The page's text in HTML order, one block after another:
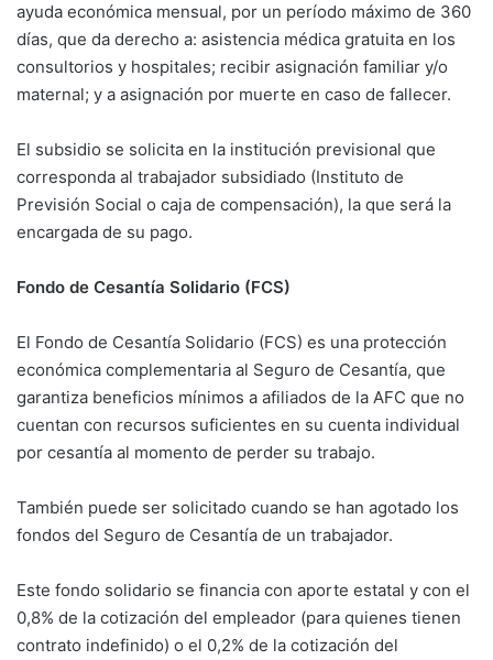
ayuda económica mensual, por un período máximo de 360
días, que da derecho a: asistencia médica gratuita en los
consultorios y hospitales; recibir asignación familiar y/o
maternal; y a asignación por muerte en caso de fallecer.
El subsidio se solicita en la institución previsional que
corresponda al trabajador subsidiado (Instituto de
Previsión Social o caja de compensación), la que será la
encargada de su pago.
Fondo de Cesantía Solidario (FCS)
El Fondo de Cesantía Solidario (FCS) es una protección
económica complementaria al Seguro de Cesantía, que
garantiza beneficios mínimos a afiliados de la AFC que no
cuentan con recursos suficientes en su cuenta individual
por cesantía al momento de perder su trabajo.
También puede ser solicitado cuando se han agotado los
fondos del Seguro de Cesantía de un trabajador.
Este fondo solidario se financia con aporte estatal y con el
0,8% de la cotización del empleador (para quienes tienen
contrato indefinido) o el 0,2% de la cotización del